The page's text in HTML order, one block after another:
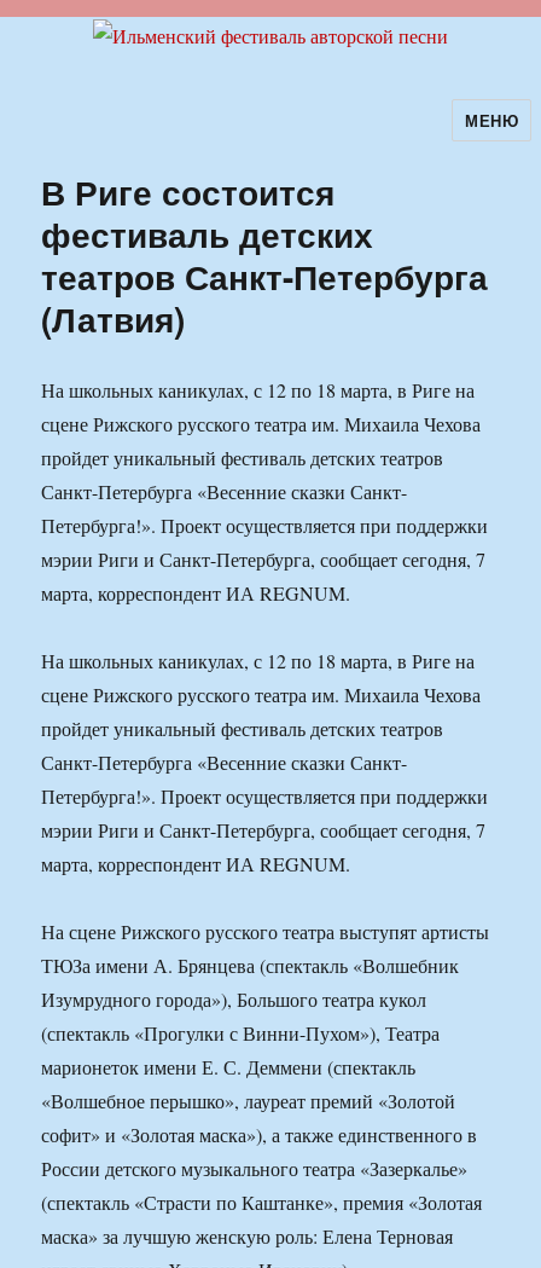
Ильменский фестиваль авторскойМЕНЮ
В Риге состоится
фестиваль детских
театров Санкт-Петербурга
(Латвия)
На школьных каникулах, с 12 по 18 марта, в Риге на
сцене Рижского русского театра им. Михаила Чехова
пройдет уникальный фестиваль детских театров
Санкт-Петербурга «Весенние сказки Санкт-
Петербурга!». Проект осуществляется при поддержки
мэрии Риги и Санкт-Петербурга, сообщает сегодня, 7
марта, корреспондент ИА REGNUM.
На школьных каникулах, с 12 по 18 марта, в Риге на
сцене Рижского русского театра им. Михаила Чехова
пройдет уникальный фестиваль детских театров
Санкт-Петербурга «Весенние сказки Санкт-
Петербурга!». Проект осуществляется при поддержки
мэрии Риги и Санкт-Петербурга, сообщает сегодня, 7
марта, корреспондент ИА REGNUM.
На сцене Рижского русского театра выступят артисты
ТЮЗа имени А. Брянцева (спектакль «Волшебник
Изумрудного города»), Большого театра кукол
(спектакль «Прогулки с Винни-Пухом»), Театра
марионеток имени Е. С. Деммени (спектакль
«Волшебное перышко», лауреат премий «Золотой
софит» и «Золотая маска»), а также единственного в
России детского музыкального театра «Зазеркалье»
(спектакль «Страсти по Каштанке», премия «Золотая
маска» за лучшую женскую роль: Елена Терновая